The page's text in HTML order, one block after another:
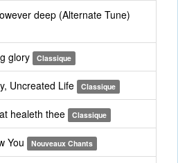
deep (Alternate Tune)
glory Classique
Uncreated Life Classique
healeth thee Classique
You Nouveaux Chants